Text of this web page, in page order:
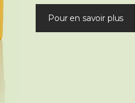
Pour en savoir plus